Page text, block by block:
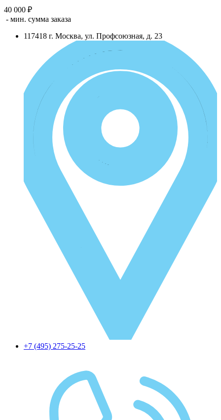
40 000 ₽
- мин. сумма заказа
117418 г. Москва, ул. Профсоюзная, д. 23
+7 (495) 275-25-25